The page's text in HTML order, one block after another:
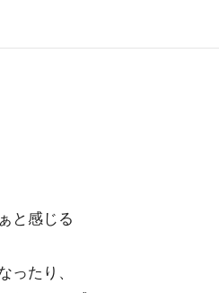
と感じる
ったり、